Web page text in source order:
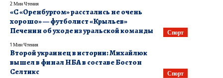
2 Мин Чтения
Спорт
«С «Оренбургом» расстались не очень
хорошо» — футболист «Крыльев»
Печенин об уходе из уральской команды
1 Мин Чтения
Спорт
Второй украинец в истории: Михайлюк
вышел в финал НБА в составе Бостон
Селтикс